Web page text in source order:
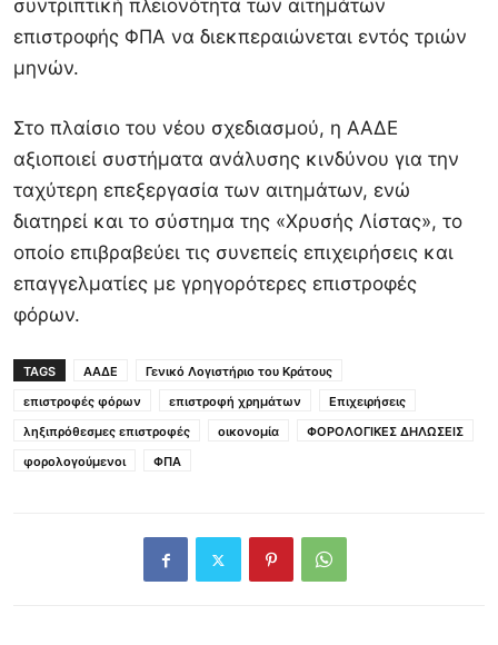
συντριπτική πλειονότητα των αιτημάτων
επιστροφής ΦΠΑ να διεκπεραιώνεται εντός τριών
μηνών.
Στο πλαίσιο του νέου σχεδιασμού, η ΑΑΔΕ
αξιοποιεί συστήματα ανάλυσης κινδύνου για την
ταχύτερη επεξεργασία των αιτημάτων, ενώ
διατηρεί και το σύστημα της «Χρυσής Λίστας», το
οποίο επιβραβεύει τις συνεπείς επιχειρήσεις και
επαγγελματίες με γρηγορότερες επιστροφές
φόρων.
TAGS ΑΑΔΕ
Γενικό Λογιστήριο του Κράτους
επιστροφές φόρων
επιστροφή χρημάτων
Επιχειρήσεις
ληξιπρόθεσμες επιστροφές
οικονομία
ΦΟΡΟΛΟΓΙΚΕΣ ΔΗΛΩΣΕΙΣ
φορολογούμενοι
ΦΠΑ